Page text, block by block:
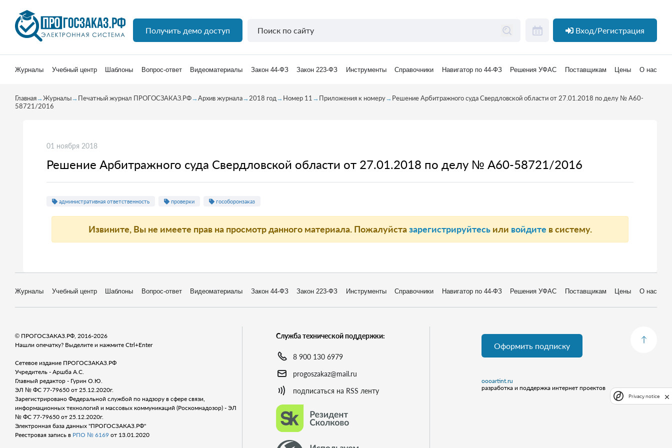
Получить демо доступ Вход/Регистрация
Журналы Учебный центр Шаблоны Вопрос-ответ Видеоматериалы Закон 44-ФЗ Закон 223-ФЗ Инструменты Справочники Навигатор по 44-ФЗ Решения УФАС Поставщикам Цены О нас
Главная→Журналы→Печатный журнал ПРОГОСЗАКАЗ.РФ→Архив журнала→2018 год→Номер 11 →Приложения к номеру→Решение Арбитражного суда Свердловской области от 27.01.2018 по делу № А60-
58721/2016
01 ноября 2018
Решение Арбитражного суда Свердловской области от 27.01.2018 по делу № А60-58721/2016
административная ответственность проверки гособоронзаказ
Извините, Вы не имеете прав на просмотр данного материала. Пожалуйстазарегистрируйтесьили войдите в систему.
Журналы Учебный центр Шаблоны Вопрос-ответ Видеоматериалы Закон 44-ФЗ Закон 223-ФЗ Инструменты Справочники Навигатор по 44-ФЗ Решения УФАС Поставщикам Цены О нас
© ПРОГОСЗАКАЗ.РФ, 2016-2026
Нашли опечатку? Выделите и нажмите Ctrl+Enter
Сетевое издание ПРОГОСЗАКАЗ.РФ
Учредитель - Аршба А.С.
Главный редактор - Гурин О.Ю.
ЭЛ № ФС 77-79650 от 25.12.2020г.
Зарегистрировано Федеральной службой по надзору в сфере связи,
информационных технологий и массовых коммуникаций (Роскомнадозор) - ЭЛ
№ ФС 77-79650 от 25.12.2020г.
Электронная база данных "ПРОГОСЗАКАЗ.РФ"
Реестровая запись в РПО № 6169 от 13.01.2020
Служба технической поддержки:
8 900 130 6979
progoszakaz@mail.ru
подписаться на RSS ленту
Оформить подписку
oooartint.ru
разработка и поддержка интернет проектов
Privacy notice